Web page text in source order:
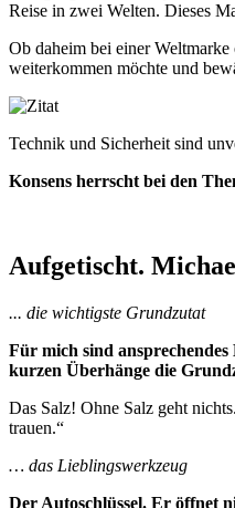
Reise in zwei Welten. Dieses
Ob daheim bei einer
weiterkommen möchte und
Technik und Sicherheit sind
Konsens herrscht bei den
Aufgetischt.
... die wichtigste Grundzutat
Für mich sind
kurzen Überhänge die
Das Salz! Ohne Salz geht
trauen.“
… das Lieblingswerkzeug
Der Autoschlüssel. Er öffnet